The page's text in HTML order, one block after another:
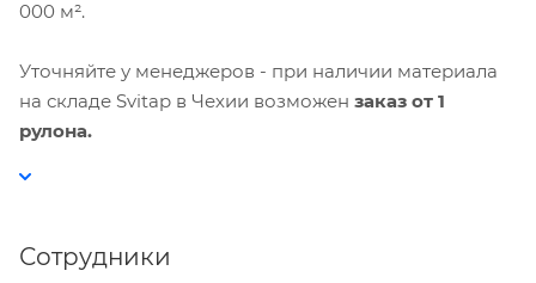
000 м².
Уточняйте у менеджеров - при наличии материала
на складе Svitap в Чехии возможен заказ от 1
рулона.
Сотрудники